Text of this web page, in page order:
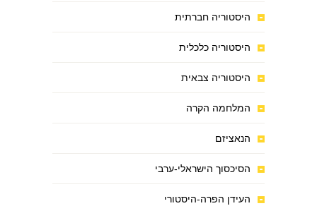
היסטוריה חברתית
היסטוריה כלכלית
היסטוריה צבאית
המלחמה הקרה
הנאציזם
הסיכסוך הישראלי-ערבי
העידן הפרה-היסטורי